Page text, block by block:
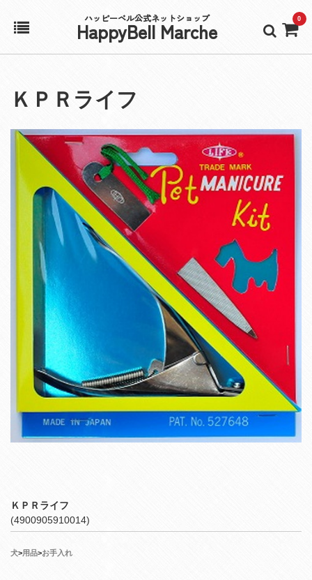
ハッピーベル公式ネットショップ
HappyBell Marche 0
アカウント
カート
ＫＰＲライフ
ＫＰＲライフ
(4900905910014)
犬>用品>お手入れ